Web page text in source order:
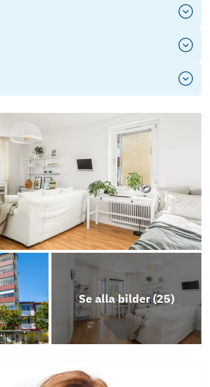
Se alla bilder (25)